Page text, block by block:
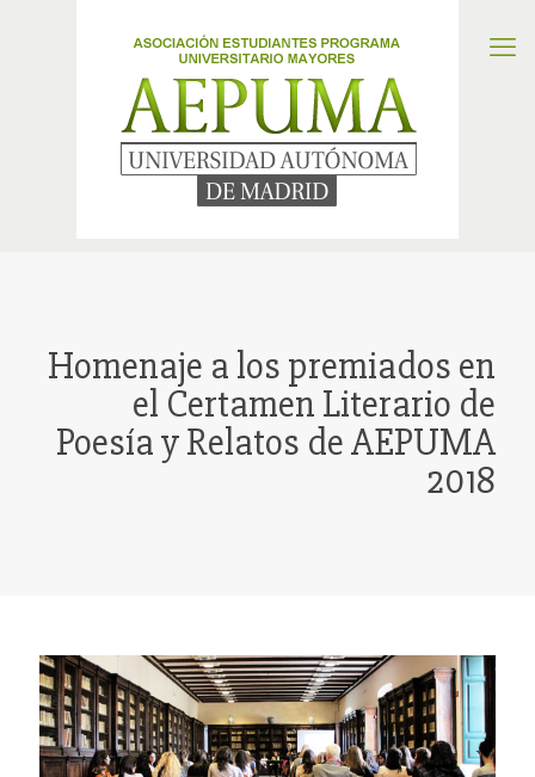
Homenaje a los premiados en
el Certamen Literario de
Poesía y Relatos de AEPUMA
2018